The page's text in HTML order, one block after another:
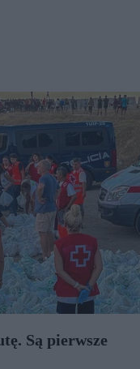
Są pierwsze